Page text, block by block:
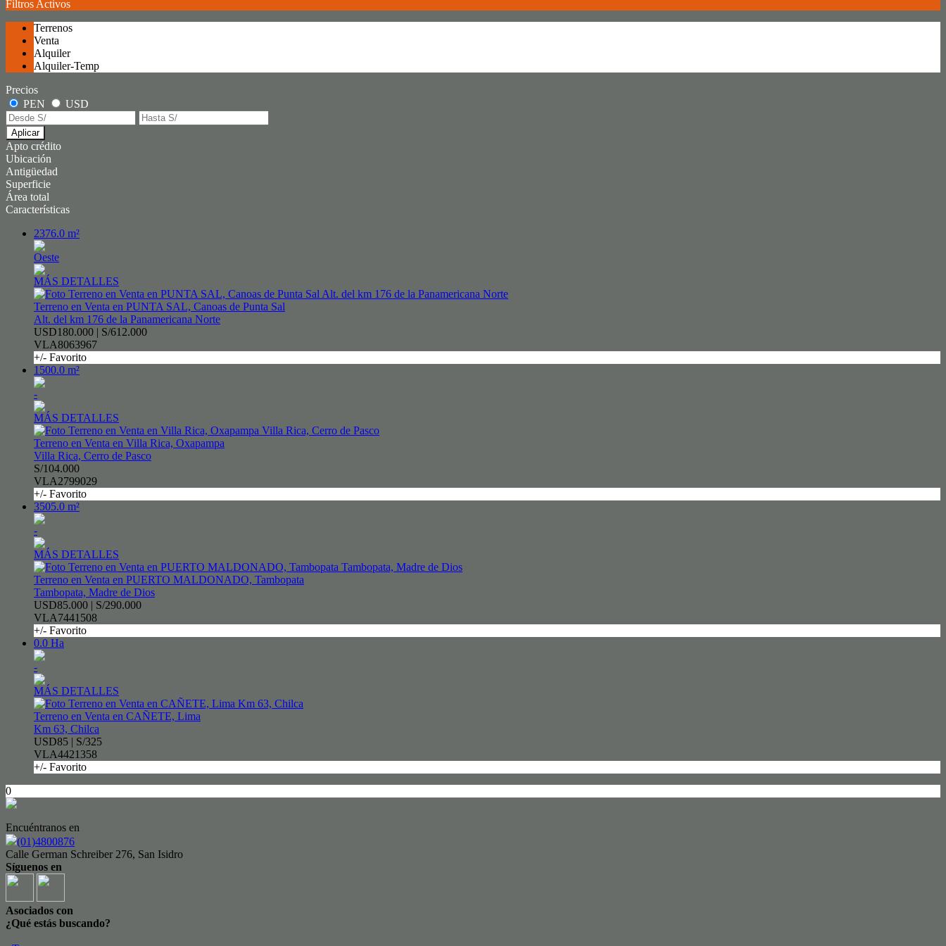
Filtros Activos
Terrenos
Venta
Alquiler
Alquiler-Temp
Precios
PEN
USD
Aplicar
Apto crédito
Ubicación
Antigüedad
Superficie
Área total
Características
2376.0 m²
Oeste
MÁS DETALLES
Terreno en Venta en PUNTA SAL, Canoas de Punta Sal
Alt. del km 176 de la Panamericana Norte
USD180.000 | S/612.000
VLA8063967
+/- Favorito
1500.0 m²
-
MÁS DETALLES
Terreno en Venta en Villa Rica, Oxapampa
Villa Rica, Cerro de Pasco
S/104.000
VLA2799029
+/- Favorito
3505.0 m²
-
MÁS DETALLES
Terreno en Venta en PUERTO MALDONADO, Tambopata
Tambopata, Madre de Dios
USD85.000 | S/290.000
VLA7441508
+/- Favorito
0.0 Ha
-
MÁS DETALLES
Terreno en Venta en CAÑETE, Lima
Km 63, Chilca
USD85 | S/325
VLA4421358
+/- Favorito
0
Encuéntranos en
(01)4800876
Calle German Schreiber 276, San Isidro
Síguenos en
Asociados con
¿Qué estás buscando?